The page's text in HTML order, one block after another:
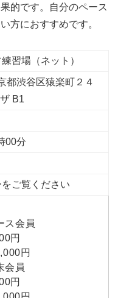
的です。自分のペース
方におすすめです。
習場（ネット）
都渋谷区猿楽町２４
B1
00分
ご覧ください
ス会員
円
円
会員
円